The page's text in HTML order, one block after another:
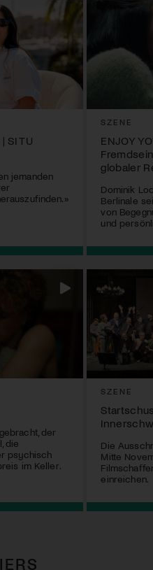
SI TU
jemanden
SZENE
ENJOY
globaler
Dominik
Berlinale
von
und
der
die
psychisch
im Keller.
SZENE
Die
Mitte
einreichen.